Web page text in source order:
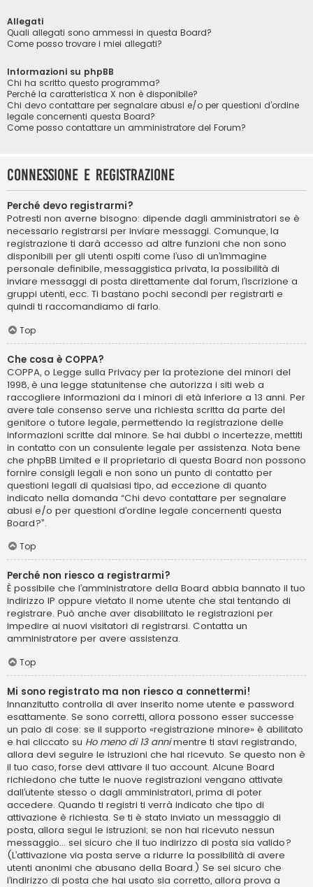
Allegati
Quali allegati sono ammessi in questa Board?
Come posso trovare i miei allegati?
Informazioni su phpBB
Chi ha scritto questo programma?
Perché la caratteristica X non è disponibile?
Chi devo contattare per segnalare abusi e/o per questioni d’ordine
legale concernenti questa Board?
Come posso contattare un amministratore del Forum?
Connessione e registrazione
Perché devo registrarmi?
Potresti non averne bisogno: dipende dagli amministratori se è
necessario registrarsi per inviare messaggi. Comunque, la
registrazione ti darà accesso ad altre funzioni che non sono
disponibili per gli utenti ospiti come l’uso di un’immagine
personale definibile, messaggistica privata, la possibilità di
inviare messaggi di posta direttamente dal forum, l’iscrizione a
gruppi utenti, ecc. Ti bastano pochi secondi per registrarti e
quindi ti raccomandiamo di farlo.
Top
Che cosa è COPPA?
COPPA, o Legge sulla Privacy per la protezione dei minori del
1998, è una legge statunitense che autorizza i siti web a
raccogliere informazioni da i minori di età inferiore a 13 anni. Per
avere tale consenso serve una richiesta scritta da parte del
genitore o tutore legale, permettendo la registrazione delle
informazioni scritte dal minore. Se hai dubbi o incertezze, mettiti
in contatto con un consulente legale per assistenza. Nota bene
che phpBB Limited e il proprietario di questa Board non possono
fornire consigli legali e non sono un punto di contatto per
questioni legali di qualsiasi tipo, ad eccezione di quanto
indicato nella domanda “Chi devo contattare per segnalare
abusi e/o per questioni d’ordine legale concernenti questa
Board?”.
Top
Perché non riesco a registrarmi?
È possibile che l’amministratore della Board abbia bannato il tuo
indirizzo IP oppure vietato il nome utente che stai tentando di
registrare. Può anche aver disabilitato le registrazioni per
impedire ai nuovi visitatori di registrarsi. Contatta un
amministratore per avere assistenza.
Top
Mi sono registrato ma non riesco a connettermi!
Innanzitutto controlla di aver inserito nome utente e password
esattamente. Se sono corretti, allora possono esser successe
un paio di cose: se il supporto «registrazione minore» è abilitato
e hai cliccato su Ho meno di 13 annimentre ti stavi registrando,
allora devi seguire le istruzioni che hai ricevuto. Se questo non è
il tuo caso, forse devi attivare il tuo account. Alcune Board
richiedono che tutte le nuove registrazioni vengano attivate
dall’utente stesso o dagli amministratori, prima di poter
accedere. Quando ti registri ti verrà indicato che tipo di
attivazione è richiesta. Se ti è stato inviato un messaggio di
posta, allora segui le istruzioni; se non hai ricevuto nessun
messaggio... sei sicuro che il tuo indirizzo di posta sia valido?
(L’attivazione via posta serve a ridurre la possibilità di avere
utenti anonimi che abusano della Board.) Se sei sicuro che
l’indirizzo di posta che hai usato sia corretto, allora prova a